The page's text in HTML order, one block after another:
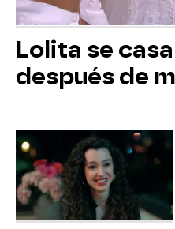
Lolita se
después de